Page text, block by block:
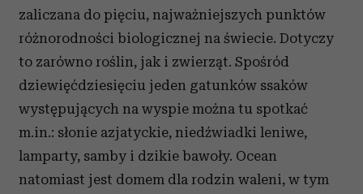
zaliczana do pięciu, najważniejszych punktów
różnorodności biologicznej na świecie. Dotyczy
to zarówno roślin, jak i zwierząt. Spośród
dziewięćdziesięciu jeden gatunków ssaków
występujących na wyspie można tu spotkać
m.in.: słonie azjatyckie, niedźwiadki leniwe,
lamparty, samby i dzikie bawoły. Ocean
natomiast jest domem dla rodzin waleni, w tym